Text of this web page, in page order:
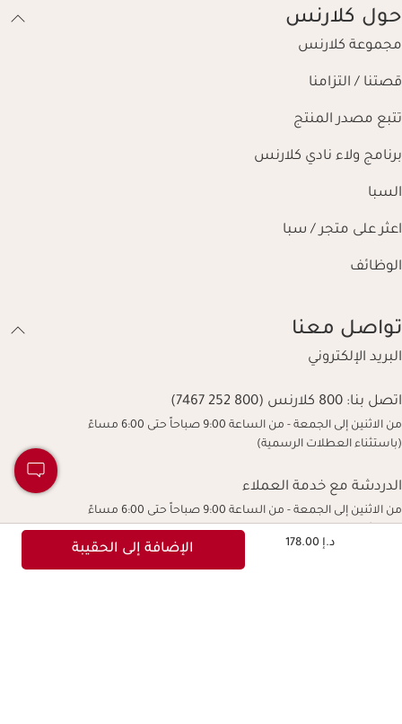
د.إ 178.00 الإضافة إلى الحقيبة
حول كلارنس
مجموعة كلارنس
قصتنا / التزامنا
تتبع مصدر المنتج
برنامج ولاء نادي كلارنس
السبا
اعثر على متجر / سبا
الوظائف
تواصل معنا
البريد الإلكتروني
اتصل بنا: 800 كلارنس (800 252 7467)
من الاثنين إلى الجمعة - من الساعة 9:00 صباحاً حتى 6:00 مساءً
(باستثناء العطلات الرسمية)
الدردشة مع خدمة العملاء
من الاثنين إلى الجمعة - من الساعة 9:00 صباحاً حتى 6:00 مساءً